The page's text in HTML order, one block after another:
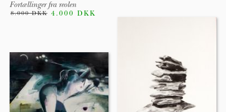
Fortællinger fra reolen
8.000 DKK 4.000 DKK